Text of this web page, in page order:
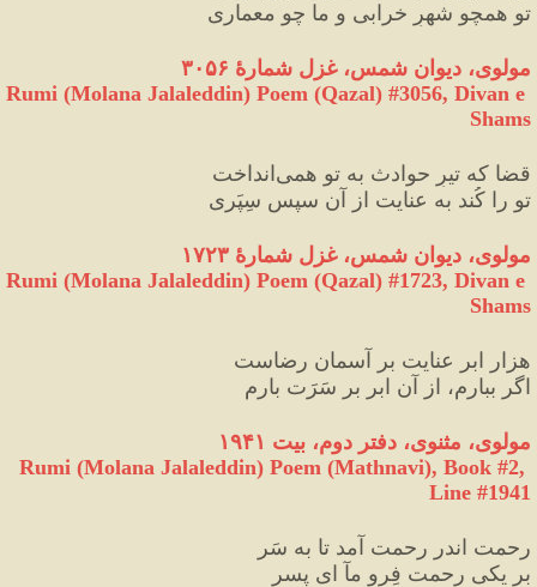
تو همچو شهرِ خرابی و ما چو معماری
مولوی، دیوان شمس، غزل شمارهٔ ۳۰۵۶
Rumi (Molana Jalaleddin) Poem (Qazal) #3056, Divan e
Shams
قضا که تیرِ حوادث به تو همی‌انداخت
تو را کُند به عنایت از آن سپس سِپَری‏
مولوی، دیوان شمس، غزل شمارهٔ ۱۷۲۳
Rumi (Molana Jalaleddin) Poem (Qazal) #1723, Divan e
Shams
هزار ابر عنایت بر آسمان رضاست
اگر ببارم، از آن ابر بر سَرَت بارم
مولوی، مثنوی، دفتر دوم، بیت ۱۹۴۱
Rumi (Molana Jalaleddin) Poem (Mathnavi), Book #2,
Line #1941
رحمت اندر رحمت آمد تا به سَر
بر یکی رحمت فِرو مآ ای پسر